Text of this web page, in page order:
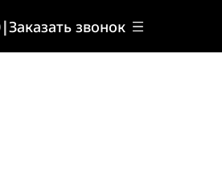
|Заказать звонок